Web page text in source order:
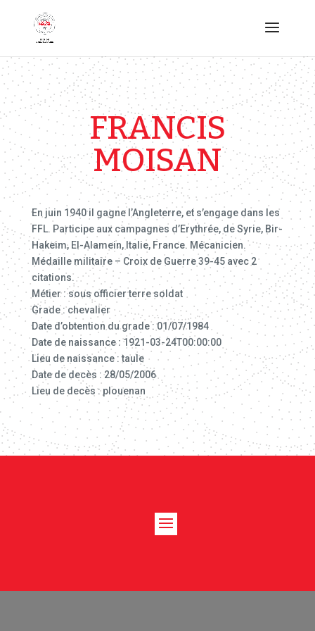
FRANCIS
MOISAN
En juin 1940 il gagne l’Angleterre, et s’engage dans les
FFL. Participe aux campagnes d’Erythrée, de Syrie, Bir-
Hakeim, El-Alamein, Italie, France. Mécanicien.
Médaille militaire – Croix de Guerre 39-45 avec 2
citations.
Métier : sous officier terre soldat
Grade : chevalier
Date d’obtention du grade : 01/07/1984
Date de naissance : 1921-03-24T00:00:00
Lieu de naissance : taule
Date de decès : 28/05/2006
Lieu de decès : plouenan